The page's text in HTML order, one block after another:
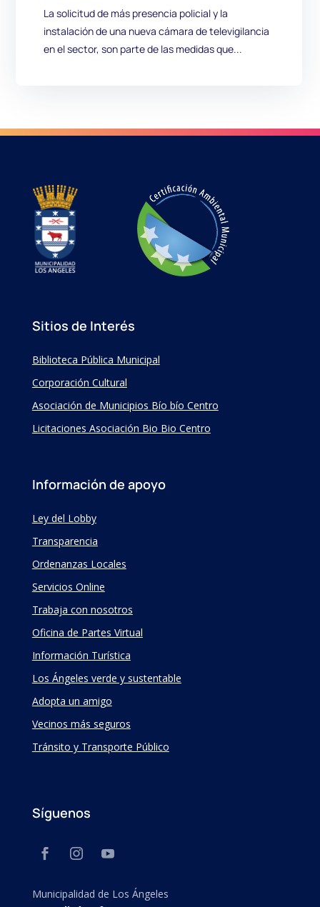
La solicitud de más presencia policial y la
instalación de una nueva cámara de televigilancia
en el sector, son parte de las medidas que...
Sitios de Interés
Biblioteca Pública Municipal
Corporación Cultural
Asociación de Municipios Bío bío Centro
Licitaciones Asociación Bio Bio Centro
Información de apoyo
Ley del Lobby
Transparencia
Ordenanzas Locales
Servicios Online
Trabaja con nosotros
Oficina de Partes Virtual
Información Turística
Los Ángeles verde y sustentable
Adopta un amigo
Vecinos más seguros
Tránsito y Transporte Público
Síguenos
Municipalidad de Los Ángeles